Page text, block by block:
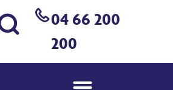
04 66 200
200